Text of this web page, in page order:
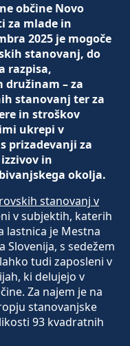
občine Novo
za mlade in
2025 je mogoče
stanovanj, do
razpisa,
– za
stanovanj ter za
in stroškov
ukrepi v
prizadevanji za
in
okolja.
stanovanj v
v subjektih, katerih
lastnica je Mestna
Slovenija, s sedežem
tudi zaposleni v
ki delujejo v
Za najem je na
stanovanjske
93 kvadratnih